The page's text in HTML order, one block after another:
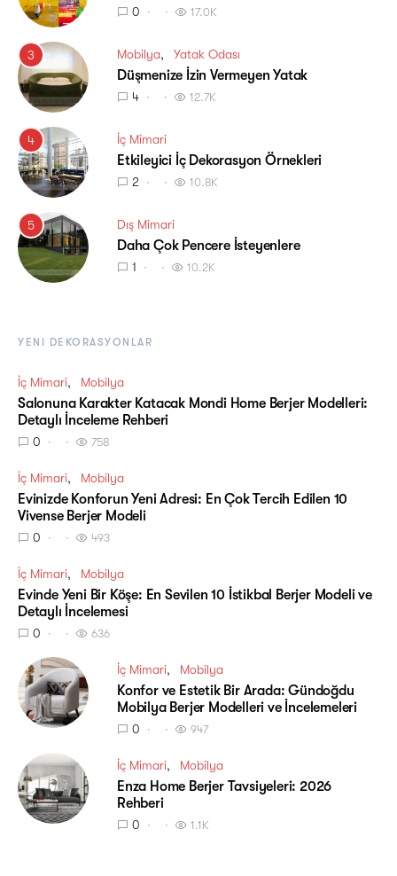
0 17.0K
3 Mobilya Yatak Odası
Düşmenize İzin Vermeyen Yatak
4 12.7K
4 İç Mimari
Etkileyici İç Dekorasyon Örnekleri
2 10.8K
5 Dış Mimari
Daha Çok Pencere İsteyenlere
1 10.2K
YENI DEKORASYONLAR
İç Mimari Mobilya
Salonuna Karakter Katacak Mondi Home Berjer Modelleri:
Detaylı İnceleme Rehberi
0 758
İç Mimari Mobilya
Evinizde Konforun Yeni Adresi: En Çok Tercih Edilen 10
Vivense Berjer Modeli
0 493
İç Mimari Mobilya
Evinde Yeni Bir Köşe: En Sevilen 10 İstikbal Berjer Modeli ve
Detaylı İncelemesi
0 636
İç Mimari Mobilya
Konfor ve Estetik Bir Arada: Gündoğdu
Mobilya Berjer Modelleri ve İncelemeleri
0 947
İç Mimari Mobilya
Enza Home Berjer Tavsiyeleri: 2026
Rehberi
0 1.1K